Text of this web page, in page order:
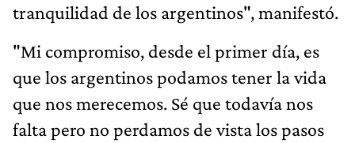
tranquilidad de los argentinos", manifestó.
"Mi compromiso, desde el primer día, es
que los argentinos podamos tener la vida
que nos merecemos. Sé que todavía nos
falta pero no perdamos de vista los pasos